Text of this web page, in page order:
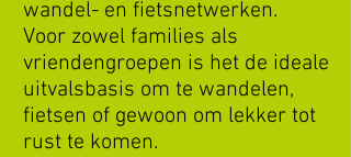
wandel- en fietsnetwerken.
Voor zowel families als
vriendengroepen is het de ideale
uitvalsbasis om te wandelen,
fietsen of gewoon om lekker tot
rust te komen.